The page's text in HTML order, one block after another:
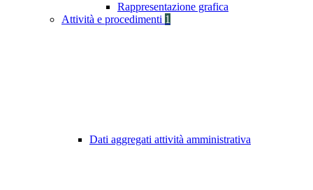
Rappresentazione grafica
Attività e procedimenti 1
Dati aggregati attività amministrativa